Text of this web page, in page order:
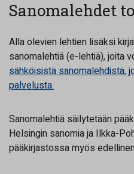
Sanomalehdet
Alla olevien lehtien lisäksi
sanomalehtiä (e-lehtiä), joita
sähköisistä sanomalehdistä,
palvelusta.
Sanomalehtiä säilytetään
Helsingin sanomia ja Ilkka-
pääkirjastossa myös